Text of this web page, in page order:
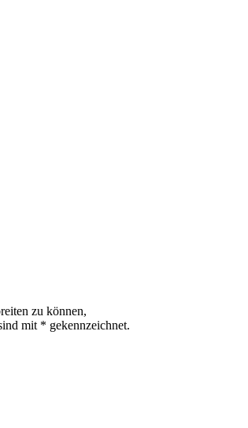
zu können,
mit * gekennzeichnet.